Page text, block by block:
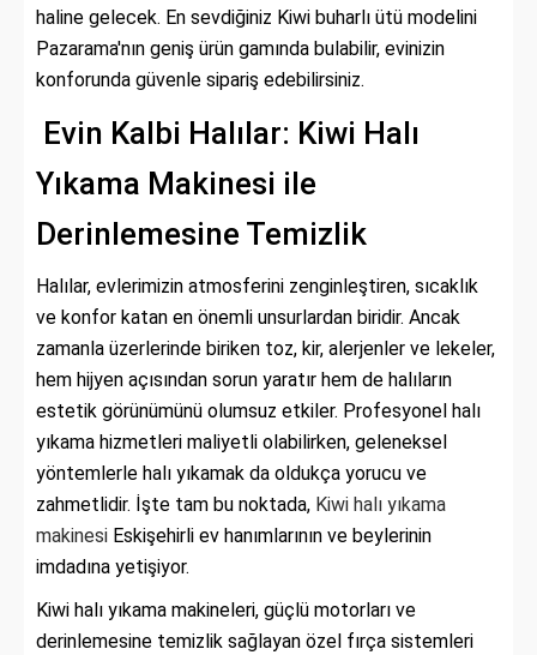
haline gelecek. En sevdiğiniz Kiwi buharlı ütü modelini
Pazarama'nın geniş ürün gamında bulabilir, evinizin
konforunda güvenle sipariş edebilirsiniz.
Evin Kalbi Halılar: Kiwi Halı
Yıkama Makinesi ile
Derinlemesine Temizlik
Halılar, evlerimizin atmosferini zenginleştiren, sıcaklık
ve konfor katan en önemli unsurlardan biridir. Ancak
zamanla üzerlerinde biriken toz, kir, alerjenler ve lekeler,
hem hijyen açısından sorun yaratır hem de halıların
estetik görünümünü olumsuz etkiler. Profesyonel halı
yıkama hizmetleri maliyetli olabilirken, geleneksel
yöntemlerle halı yıkamak da oldukça yorucu ve
zahmetlidir. İşte tam bu noktada, Kiwi halı yıkama
makinesi Eskişehirli ev hanımlarının ve beylerinin
imdadına yetişiyor.
Kiwi halı yıkama makineleri, güçlü motorları ve
derinlemesine temizlik sağlayan özel fırça sistemleri